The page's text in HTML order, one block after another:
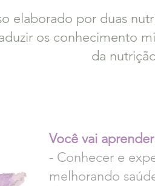
elaborado por duas
os conhecimento
da
Você vai
- Conhecer e
melhorando